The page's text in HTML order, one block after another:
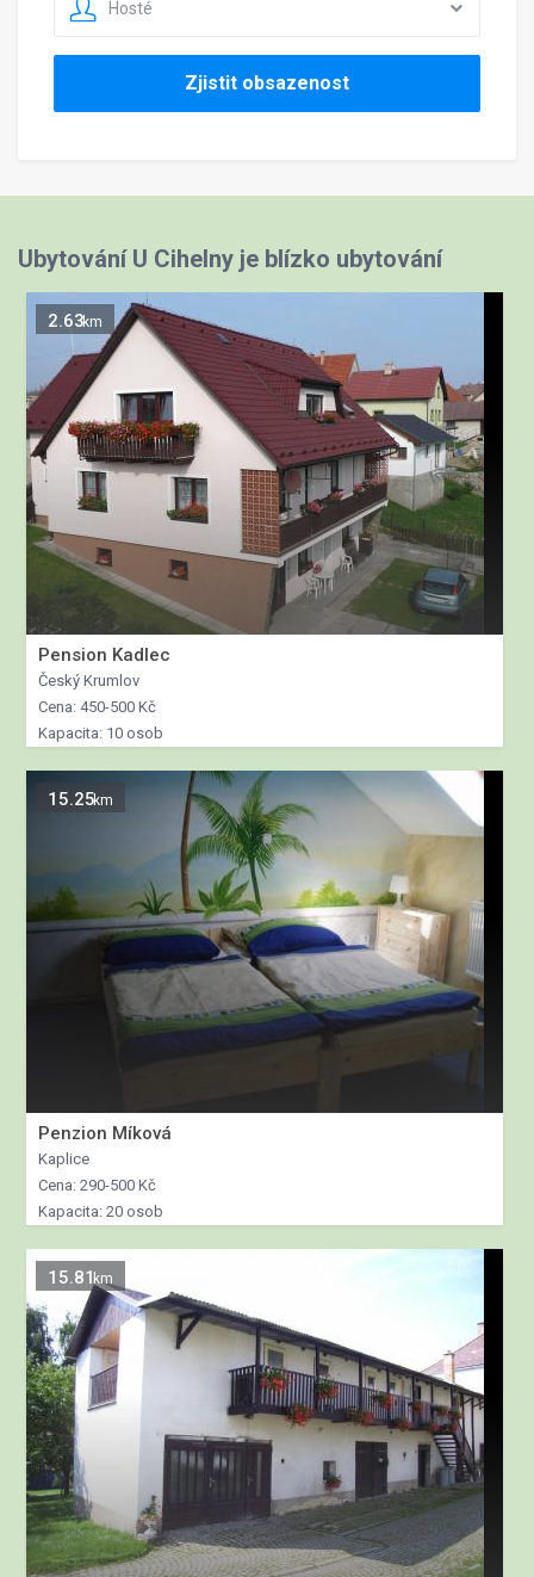
Hosté
Zjistit obsazenost
Ubytování U Cihelny je blízko ubytování
2.63km
Pension Kadlec
Český Krumlov
Cena: 450-500 Kč
Kapacita: 10 osob
15.25km
Penzion Míková
Kaplice
Cena: 290-500 Kč
Kapacita: 20 osob
15.81km